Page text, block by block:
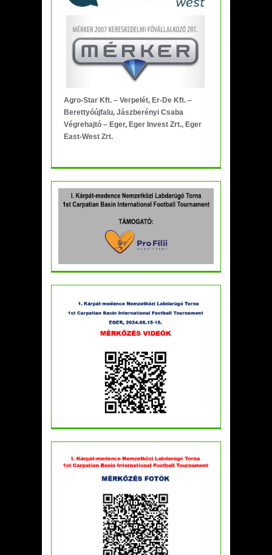
Agro-Star Kft. – Verpelét, Er-De Kft. –
Berettyóújfalu, Jászberényi Csaba
Végrehajtó – Eger, Eger Invest Zrt., Eger
East-West Zrt.